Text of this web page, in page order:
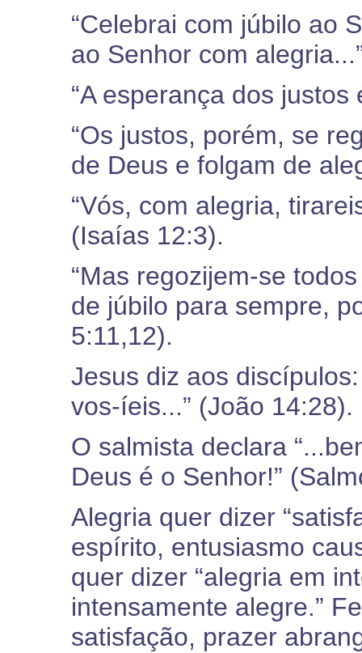
“Celebrai com júbilo ao
ao Senhor com
“A esperança dos
“Os justos, porém, se
de Deus e folgam de
“Vós, com alegria,
(Isaías 12:3).
“Mas regozijem-se
de júbilo para sempre,
5:11,12).
Jesus diz aos
vos-íeis...” (João 14:28).
O salmista declara
Deus é o Senhor!”
Alegria quer dizer
espírito, entusiasmo
quer dizer “alegria em
intensamente alegre.”
satisfação, prazer